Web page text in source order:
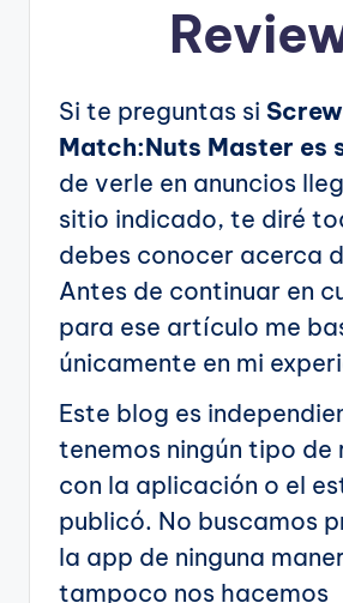
Si te preguntas si Screw
Match:Nuts Master es
de verle en anuncios
sitio indicado, te diré
debes conocer acerca
Antes de continuar en
para ese artículo me
únicamente en mi
Este blog es
tenemos ningún tipo de
con la aplicación o el
publicó. No buscamos
la app de ninguna
tampoco nos hacemos